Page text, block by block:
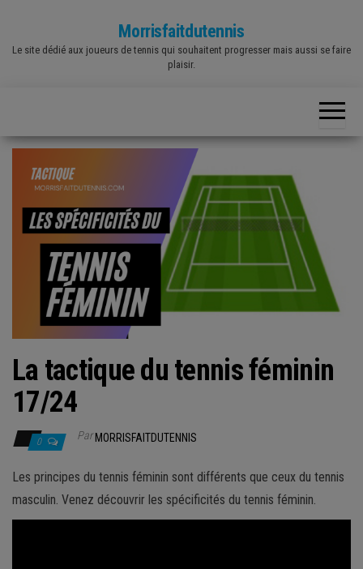
the
Morrisfaitdutennis
Le site dédié aux joueurs de tennis qui souhaitent progresser mais aussi se faire
plaisir.
La tactique du tennis féminin
17/24
0 ParMORRISFAITDUTENNIS
Les principes du tennis féminin sont différents que ceux du tennis
masculin. Venez découvrir les spécificités du tennis féminin.